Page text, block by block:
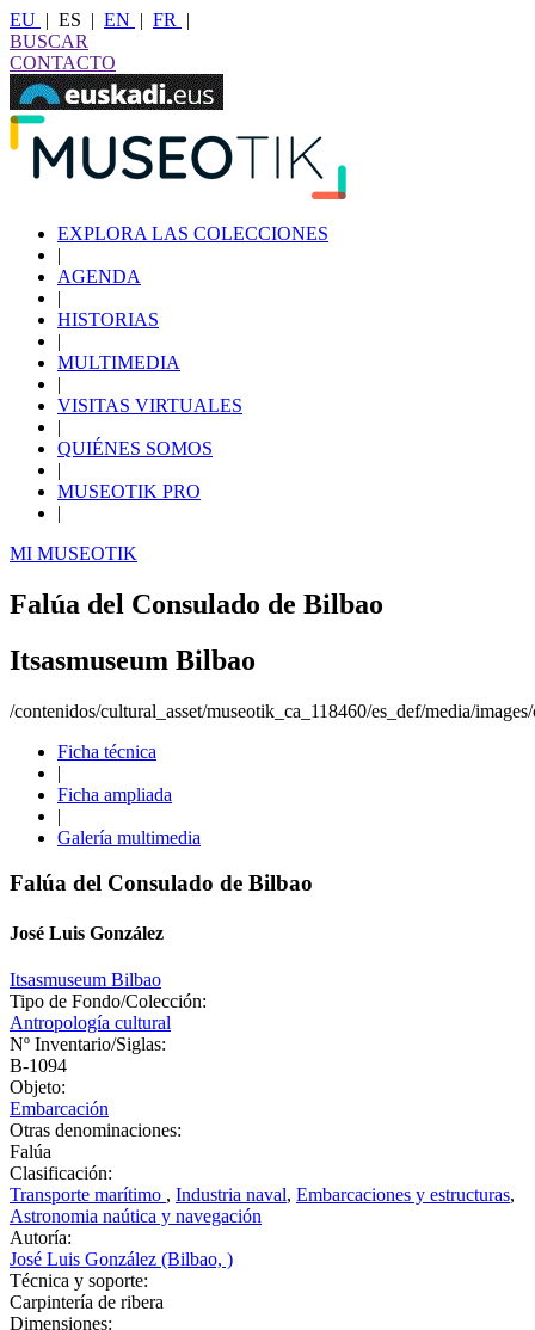
EU | ES | EN | FR
|
BUSCAR
CONTACTO
EXPLORA LAS COLECCIONES
|
AGENDA
|
HISTORIAS
|
MULTIMEDIA
|
VISITAS VIRTUALES
|
QUIÉNES SOMOS
|
MUSEOTIK PRO
|
MI MUSEOTIK
Falúa del Consulado de Bilbao
Itsasmuseum Bilbao
/contenidos/cultural_asset/museotik_ca_118460/es_def/media/
Ficha técnica
|
Ficha ampliada
|
Galería multimedia
Falúa del Consulado de Bilbao
José Luis González
Itsasmuseum Bilbao
Tipo de Fondo/Colección:
Antropología cultural
Nº Inventario/Siglas:
B-1094
Objeto:
Embarcación
Otras denominaciones:
Falúa
Clasificación:
Transporte marítimo , Industria naval, Embarcaciones y estructuras,
Astronomia naútica y navegación
Autoría:
José Luis González (Bilbao, )
Técnica y soporte:
Carpintería de ribera
Dimensiones: